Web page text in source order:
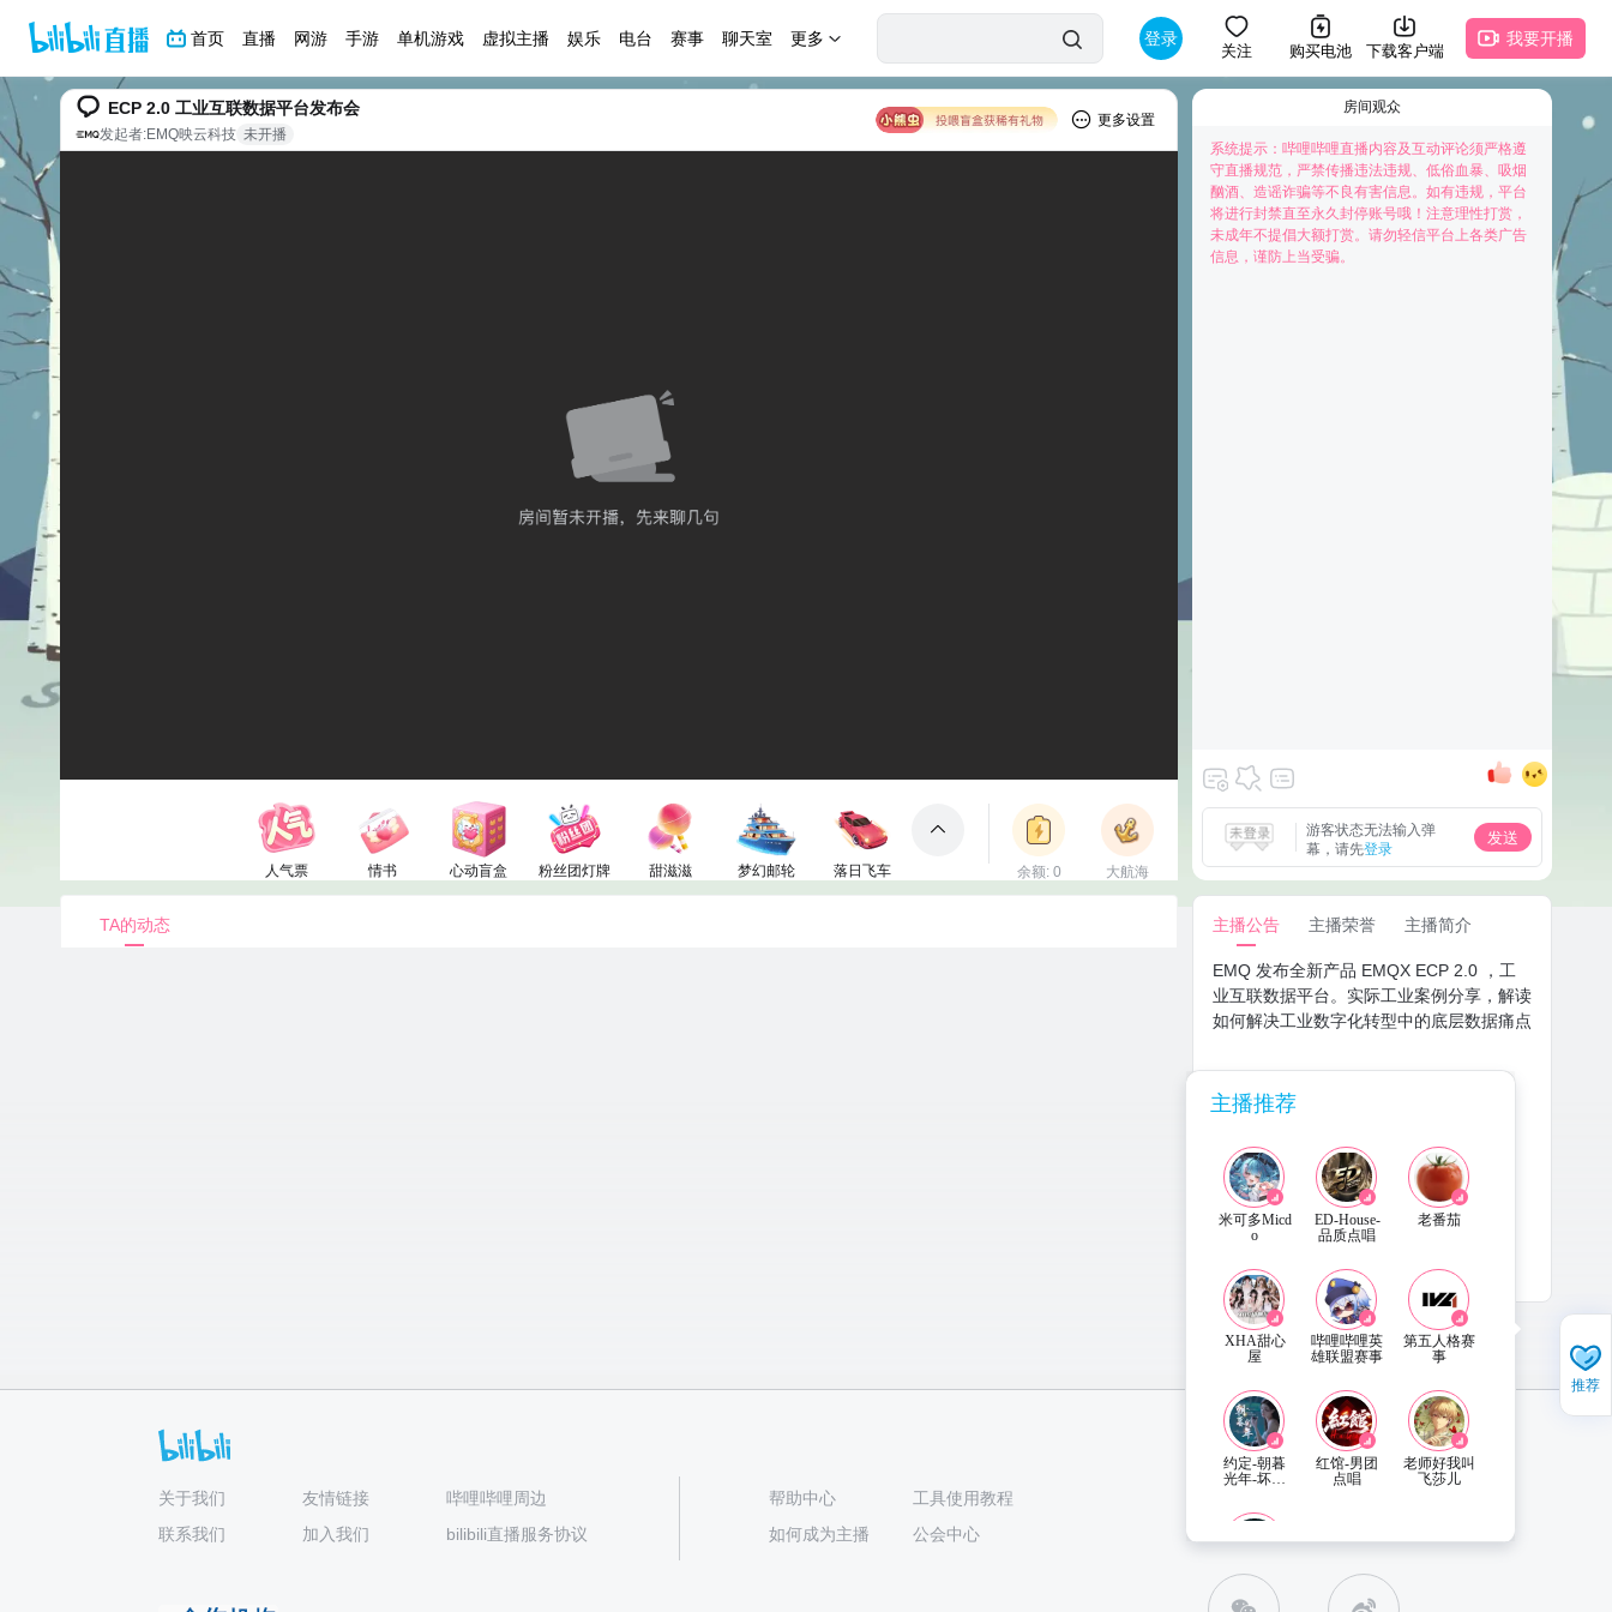
首页 直播 网游 手游 单机游戏 虚拟主播 娱乐 电台 赛事 聊天室 更多 登录
关注 购买电池 下载客户端
我要开播
ECP 2.0 工业互联数据平台发布会
发起者:EMQ映云科技 未开播
更多设置
人气票
1电池
情书
52电池
心动盲盒
150电池
粉丝团灯牌
1电池
甜滋滋
50电池
梦幻邮轮
3000电池
落日飞车
2000电池
包裹
余额: 0
立即充值
大航海
立即上船
房间观众
快来抢占前排为主播打Call吧
系统提示：哔哩哔哩直播内容及互动评论须严格遵
守直播规范，严禁传播违法违规、低俗血暴、吸烟
酗酒、造谣诈骗等不良有害信息。如有违规，平台
将进行封禁直至永久封停账号哦！注意理性打赏，
未成年不提倡大额打赏。请勿轻信平台上各类广告
信息，谨防上当受骗。
游客状态无法输入弹
幕，请先登录
发送
TA的动态 主播公告 主播荣誉 主播简介
EMQ 发布全新产品 EMQX ECP 2.0 ，工
业互联数据平台。实际工业案例分享，解读
如何解决工业数字化转型中的底层数据痛点
2023-11-16 更新
推荐
主播推荐
米可多Micd
o
ED-House-
品质点唱
老番茄
XHA甜心
屋
哔哩哔哩英
雄联盟赛事
第五人格赛
事
约定-朝暮
光年-坏男
红馆-男团
点唱
老师好我叫
飞莎儿
三角洲行动
赛事
直播姬APP 下载
关于我们 友情链接
哔哩哔哩周边
联系我们
加入我们 bilibili直播服务协议
帮助中心
工具使用教程
如何成为主播
公会中心